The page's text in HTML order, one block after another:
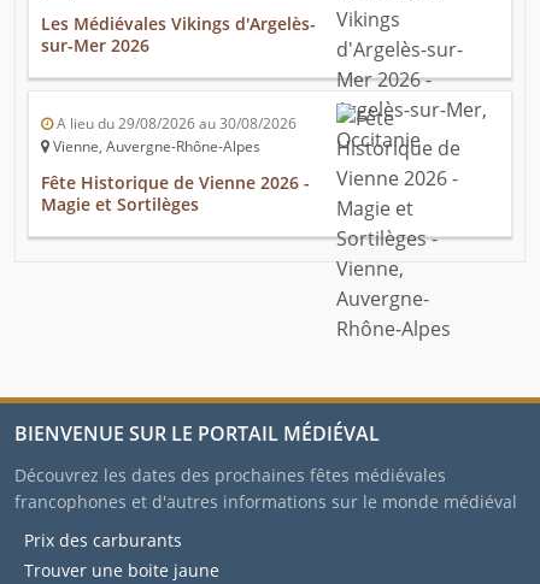
Les Médiévales Vikings d'Argelès-
sur-Mer 2026
A lieu du 29/08/2026 au 30/08/2026
Vienne, Auvergne-Rhône-Alpes
Fête Historique de Vienne 2026 -
Magie et Sortilèges
BIENVENUE SUR LE PORTAIL MÉDIÉVAL
Découvrez les dates des prochaines fêtes médiévales
francophones et d'autres informations sur le monde médiéval
Prix des carburants
Trouver une boite jaune